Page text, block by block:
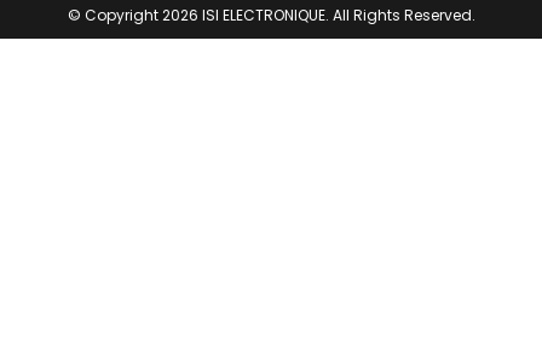
© Copyright 2026 ISI ELECTRONIQUE. All Rights Reserved.